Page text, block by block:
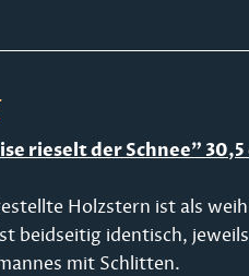
rieselt der Schnee"
Holzstern ist als
beidseitig identisch,
mit Schlitten.